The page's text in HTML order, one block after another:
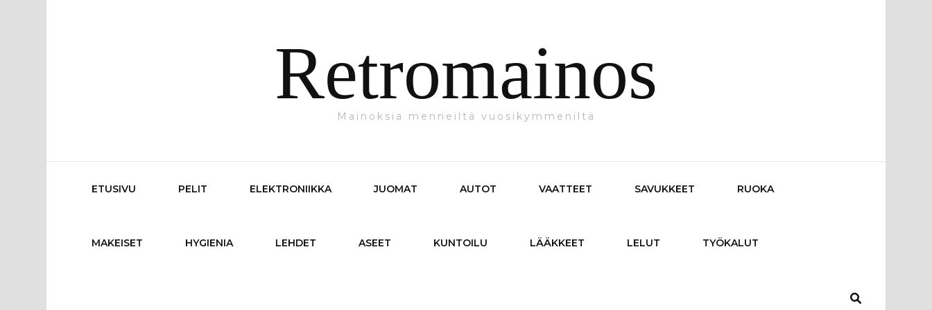
Retromainos
Mainoksia menneiltä vuosikymmeniltä
ETUSIVU PELIT ELEKTRONIIKKA JUOMAT AUTOT VAATTEET SAVUKKEET RUOKA
MAKEISET HYGIENIA LEHDET ASEET KUNTOILU LÄÄKKEET LELUT TYÖKALUT